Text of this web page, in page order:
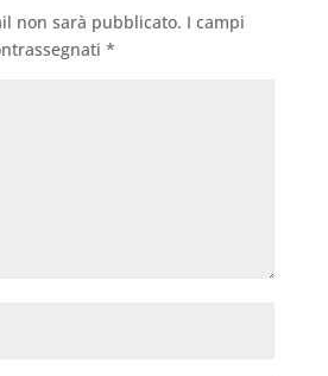
non sarà pubblicato. I campi
*